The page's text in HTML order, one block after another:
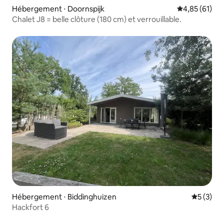
Hébergement ⋅ Doornspijk Évaluation
4,85 (61)
Chalet J8 = belle clôture (180 cm) et verrouillable.
Hébergement ⋅ Biddinghuizen
5 (3)
Hackfort 6